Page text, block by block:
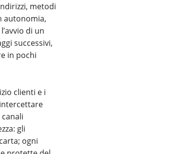
metodi
autonomia,
di un
successivi,
in pochi
clienti e i
gli
ogni